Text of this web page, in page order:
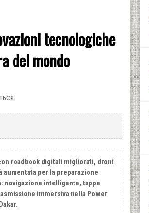
tecnologiche
del mondo
roadbook digitali migliorati, droni
per la preparazione
navigazione intelligente, tappe
immersiva nella Power